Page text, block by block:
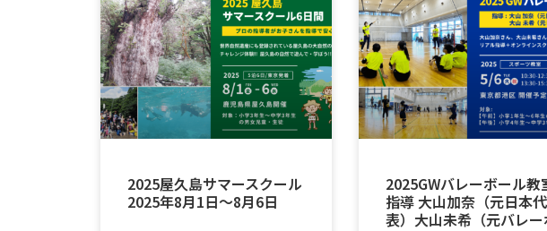
2025屋久島サマースクール
2025年8月1日〜8月6日
2025GWバレーボール教
指導 大山加奈（元日本代
表）大山未希（元バレー